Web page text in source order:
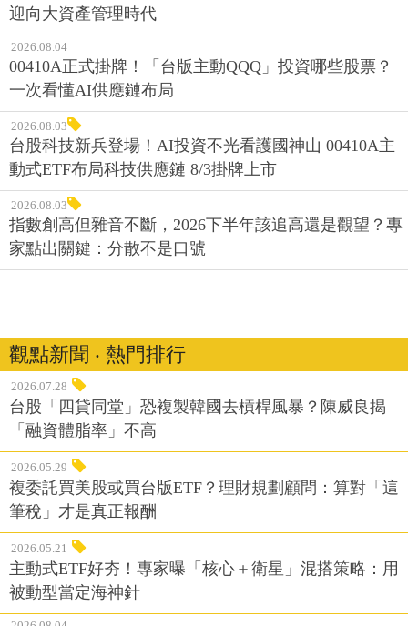
迎向大資產管理時代
2026.08.04
00410A正式掛牌！「台版主動QQQ」投資哪些股票？
一次看懂AI供應鏈布局
2026.08.03
台股科技新兵登場！AI投資不光看護國神山 00410A主
動式ETF布局科技供應鏈 8/3掛牌上市
2026.08.03
指數創高但雜音不斷，2026下半年該追高還是觀望？專
家點出關鍵：分散不是口號
觀點新聞 ‧ 熱門排行
2026.07.28
台股「四貸同堂」恐複製韓國去槓桿風暴？陳威良揭
「融資體脂率」不高
2026.05.29
複委託買美股或買台版ETF？理財規劃顧問：算對「這
筆稅」才是真正報酬
2026.05.21
主動式ETF好夯！專家曝「核心＋衛星」混搭策略：用
被動型當定海神針